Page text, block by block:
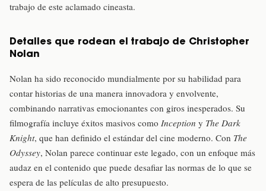
trabajo de este aclamado cineasta.
Detalles que rodean el trabajo de Christopher
Nolan
Nolan ha sido reconocido mundialmente por su habilidad para
contar historias de una manera innovadora y envolvente,
combinando narrativas emocionantes con giros inesperados. Su
filmografía incluye éxitos masivos como Inception y The Dark
Knight, que han definido el estándar del cine moderno. Con The
Odyssey, Nolan parece continuar este legado, con un enfoque más
audaz en el contenido que puede desafiar las normas de lo que se
espera de las películas de alto presupuesto.